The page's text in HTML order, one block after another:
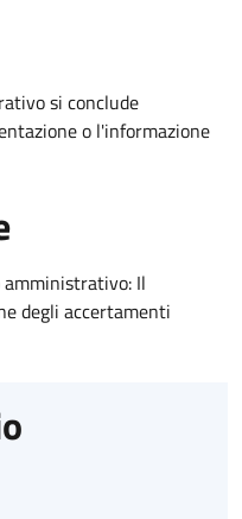
si conclude
o l'informazione
amministrativo: Il
degli accertamenti